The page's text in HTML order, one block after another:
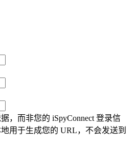
，而非您的 iSpyConnect 登录信
用于生成您的 URL，不会发送到